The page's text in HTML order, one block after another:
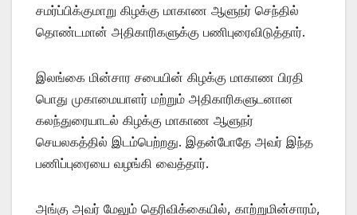
சமர்ப்பிக்குமாறு கிழக்கு மாகாண ஆளுநர் செந்தில்
தொண்டமான் அதிகாரிகளுக்கு பணிபுரைவிடுத்தார்.
இலங்கை மின்சார சபையின் கிழக்கு மாகாண பிரதி
பொது முகாமையாளர் மற்றும் அதிகாரிகளுடனான
கலந்துரையாடல் கிழக்கு மாகாண ஆளுநர்
செயலகத்தில் இடம்பெற்றது. இதன்போதே அவர் இந்த
பணிப்புரையை வழங்கி வைத்தார்.
அங்கு அவர் மேலும் தெரிவிக்கையில், காற்றுமின்சாரம்,